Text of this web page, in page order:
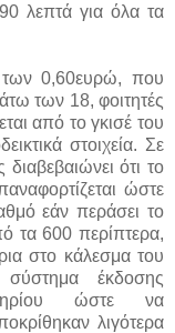
90 λεπτά για όλα τα
των 0,60ευρώ, που
των 18, φοιτητές
από το γκισέ του
στοιχεία. Σε
ότι το
ώστε
εάν περάσει το
τα 600 περίπτερα,
στο κάλεσμα του
έκδοσης
ώστε να
λιγότερα